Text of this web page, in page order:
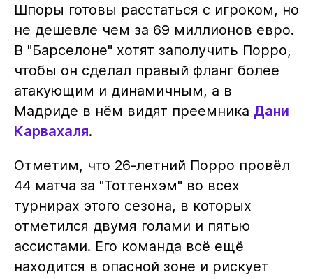
Шпоры готовы расстаться с игроком, но
не дешевле чем за 69 миллионов евро.
В "Барселоне" хотят заполучить Порро,
чтобы он сделал правый фланг более
атакующим и динамичным, а в
Мадриде в нём видят преемника Дани
Карвахаля.
Отметим, что 26-летний Порро провёл
44 матча за "Тоттенхэм" во всех
турнирах этого сезона, в которых
отметился двумя голами и пятью
ассистами. Его команда всё ещё
находится в опасной зоне и рискует